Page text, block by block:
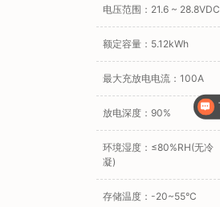
电压范围：21.6 ~ 28.8VDC
额定容量：5.12kWh
最大充放电电流：100A
放电深度：90%
环境湿度：≤80%RH(无冷
凝)
存储温度：-20~55°C